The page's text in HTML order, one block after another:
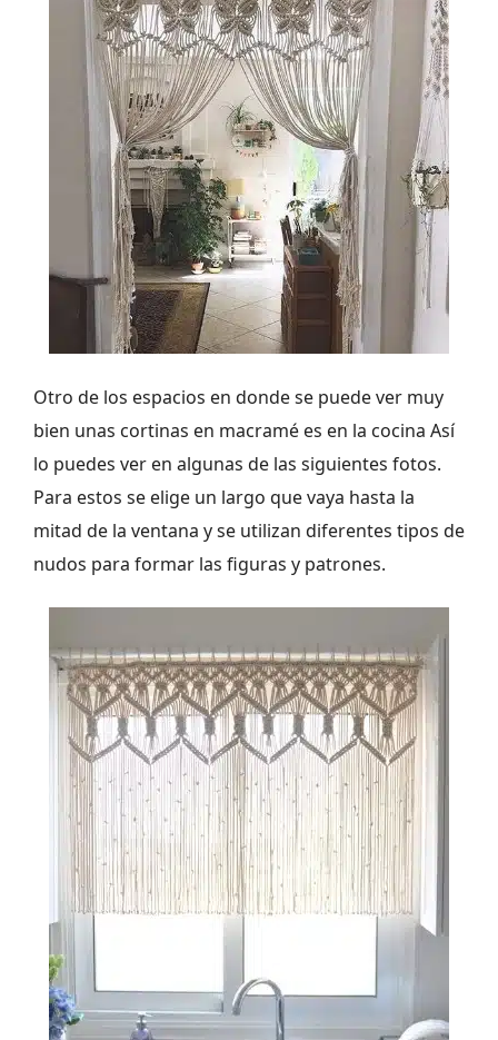
Otro de los espacios en donde se puede ver muy
bien unas cortinas en macramé es en la cocina Así
lo puedes ver en algunas de las siguientes fotos.
Para estos se elige un largo que vaya hasta la
mitad de la ventana y se utilizan diferentes tipos de
nudos para formar las figuras y patrones.